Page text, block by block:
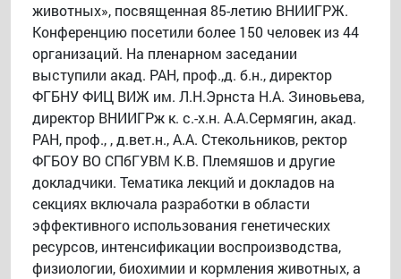
животных», посвященная 85-летию ВНИИГРЖ.
Конференцию посетили более 150 человек из 44
организаций. На пленарном заседании
выступили акад. РАН, проф.,д. б.н., директор
ФГБНУ ФИЦ ВИЖ им. Л.Н.Эрнста Н.А. Зиновьева,
директор ВНИИГРж к. с.-х.н. А.А.Сермягин, акад.
РАН, проф., , д.вет.н., А.А. Стекольников, ректор
ФГБОУ ВО СПбГУВМ К.В. Племяшов и другие
докладчики. Тематика лекций и докладов на
секциях включала разработки в области
эффективного использования генетических
ресурсов, интенсификации воспроизводства,
физиологии, биохимии и кормления животных, а